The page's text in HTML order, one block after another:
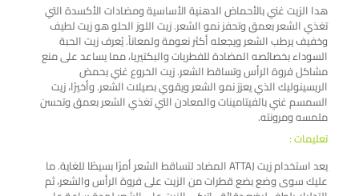
هدا الزيت غني بالأحماض الدهنية الأساسية ومضادات الأكسدة التي
تغذي الشعر بعمق وتحفز نمو الشعر. زيت اللوز الحلو هو زيت لطيف
وخفيف يرطب الشعر ويجعله أكثر نعومة ولمعاناً. يُعرف زيت الحبة
السوداء بخصائصه المضادة للفطريات والبكتيريا، مما يساعد على منع
مشاكل فروة الرأس وتساقط الشعر. زيت الخروع غني بحمض
الريسينوليك الذي يعزز نمو الشعر ويقوي بصيلات الشعر. وأخيرًا، زيت
السمسم غني بالفيتامينات والمعادن التي تغذي الشعر بعمق وتحسن
ملمسه ومرونته.
تعليمات :
يعد استخدام زيت ATTAJ المضاد لتساقط الشعر أمرًا بسيطًا للغاية. ما
عليك سوى وضع بضع قطرات من الزيت على فروة الرأس والشعر، ثم